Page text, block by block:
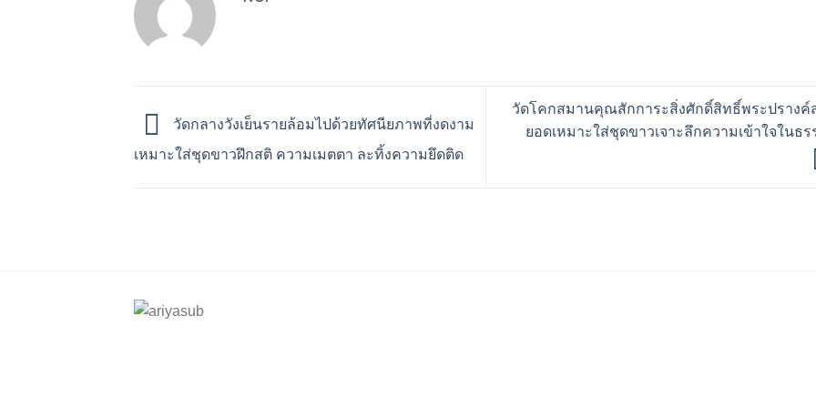
วัดกลางวังเย็นรายล้อมไปด้วยทัศนียภาพที่งดงาม
เหมาะใส่ชุดขาวฝึกสติ ความเมตตา ละทิ้งความยึดติด
วัดโคกสมานคุณสักการะสิ่งศักดิ์สิทธิ์พระปรางค์
ยอดเหมาะใส่ชุดขาวเจาะลึกความเข้าใจในธร